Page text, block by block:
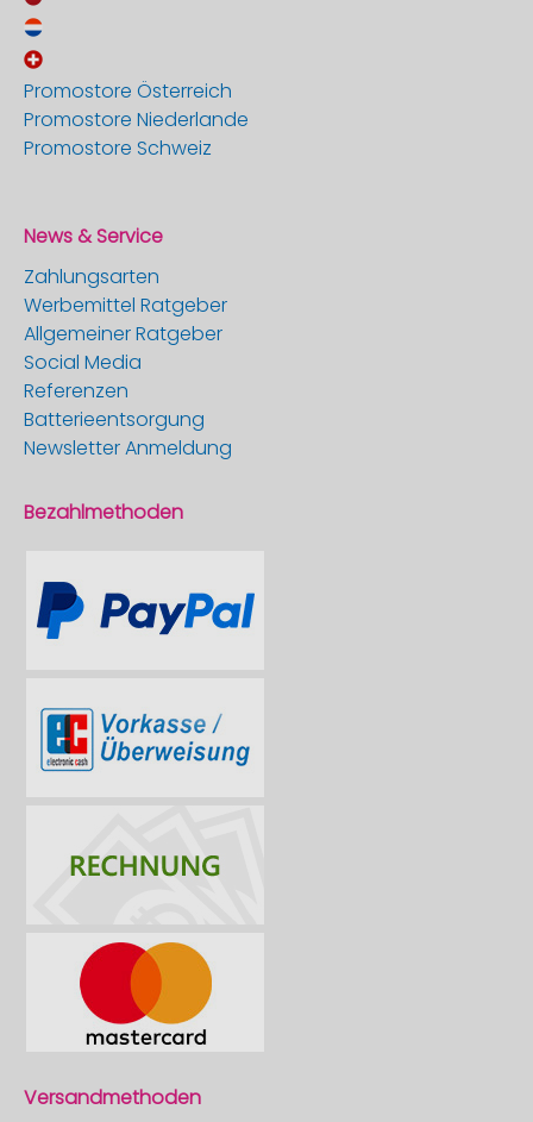
Promostore Österreich
Promostore Niederlande
Promostore Schweiz
News & Service
Zahlungsarten
Werbemittel Ratgeber
Allgemeiner Ratgeber
Social Media
Referenzen
Batterieentsorgung
Newsletter Anmeldung
Bezahlmethoden
Versandmethoden